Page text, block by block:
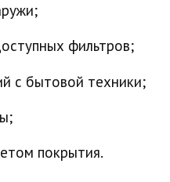
фильтров;
с бытовой техники;
покрытия.